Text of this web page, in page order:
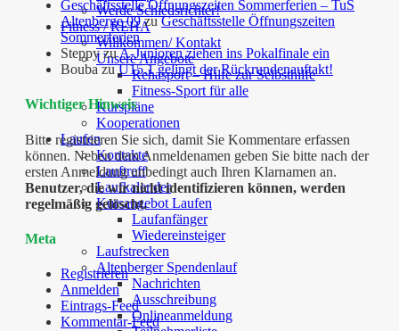
Werde Schiedsrichter!
Fitness / REHA
Willkommen/ Kontakt
Unsere Angebote
Rehasport – Hilfe zur Selbsthilfe
Fitness-Sport für alle
Kurspläne
Kooperationen
Laufen
Kontakte
Lauftreff
Laufkalender
Kursangebot Laufen
Laufanfänger
Wiedereinsteiger
Laufstrecken
Altenberger Spendenlauf
Nachrichten
Ausschreibung
Onlineanmeldung
Geschäftsstelle Öffnungszeiten Sommerferien – TuS
Altenberge 09zuGeschäftsstelle Öffnungszeiten
Sommerferien
SteppyzuA-Junioren ziehen ins Pokalfinale ein
BoubazuU15.1 gelingt der Rückrundenauftakt!
Wichtiger Hinweis
Bitte registrieren Sie sich, damit Sie Kommentare erfassen
können. Neben dem Anmeldenamen geben Sie bitte nach der
ersten Anmeldung unbedingt auch Ihren Klarnamen an.
Benutzer, die wir nicht identifizieren können, werden
regelmäßig gelöscht.
Meta
Registrieren
Anmelden
Eintrags-Feed
Kommentar-Feed